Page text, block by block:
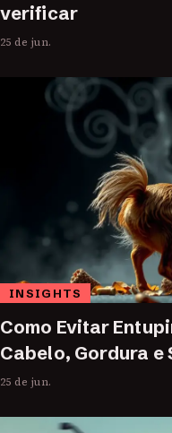
verificar
25 de jun.
INSIGHTS
Como Evitar
Cabelo, Gordura e
25 de jun.